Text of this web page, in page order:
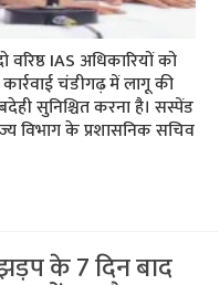
IAS अधिकारियों को
चंडीगढ़ में लागू की
सुनिश्चित करना है। सस्पेंड
विभाग के प्रशासनिक सचिव
के 7 दिन बाद